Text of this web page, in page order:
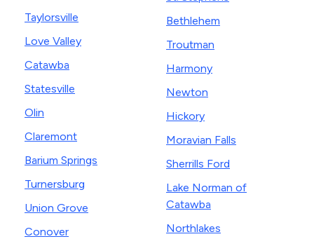
Taylorsville
Love Valley
Catawba
Statesville
Olin
Claremont
Barium Springs
Turnersburg
Union Grove
Conover
Bethlehem
Troutman
Harmony
Newton
Hickory
Moravian Falls
Sherrills Ford
Lake Norman of
Catawba
Northlakes